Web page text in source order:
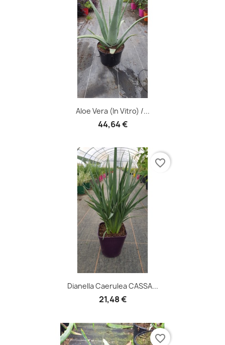
Aloe Vera (In Vitro) /...
44,64 €
Dianella Caerulea CASSA...
21,48 €
favorite_border
favorite_border